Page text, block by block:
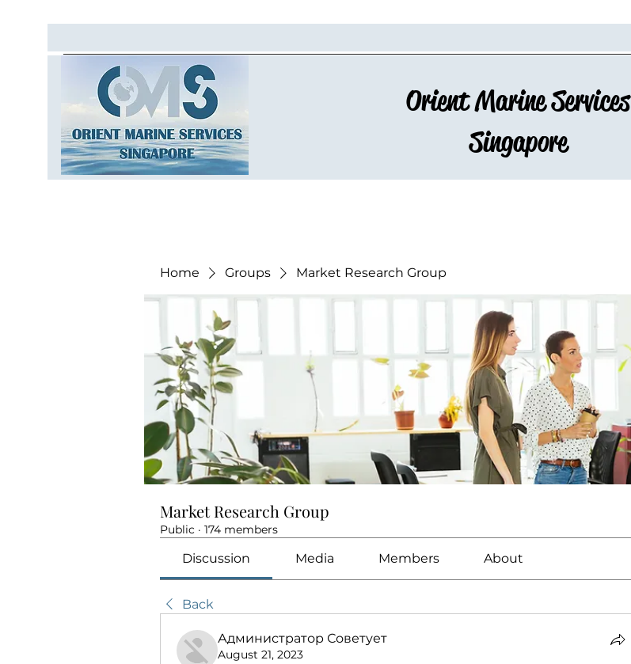
Orient Marine Services
Singapore
Home Groups Market Research Group
Market Research Group
Public · 174 members
Discussion Media Members About
Back
Администратор Советует
August 21, 2023